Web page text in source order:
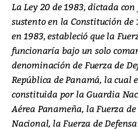
La Ley 20 de 1983, dictada
sustento en la Constitución de
en 1983, estableció que la
funcionaría bajo un solo
denominación de Fuerza de
República de Panamá, la cual
constituida por la Guardia
Aérea Panameña, la Fuerza
Nacional, la Fuerza de